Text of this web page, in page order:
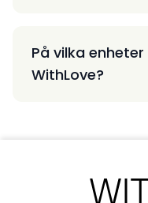
På vilka
WithLove?